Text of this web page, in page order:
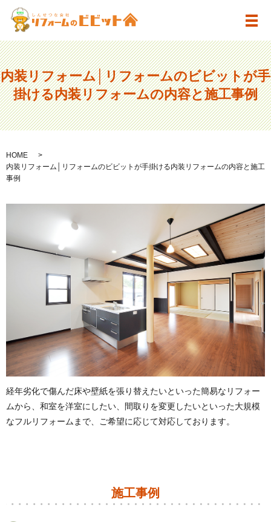
メ
内装リフォーム│リフォームのビビットが手
掛ける内装リフォームの内容と施工事例
HOME
内装リフォーム│リフォームのビビットが手掛ける内装リフォームの内容と施工
事例
経年劣化で傷んだ床や壁紙を張り替えたいといった簡易なリフォー
ムから、和室を洋室にしたい、間取りを変更したいといった大規模
なフルリフォームまで、ご希望に応じて対応しております。
施工事例